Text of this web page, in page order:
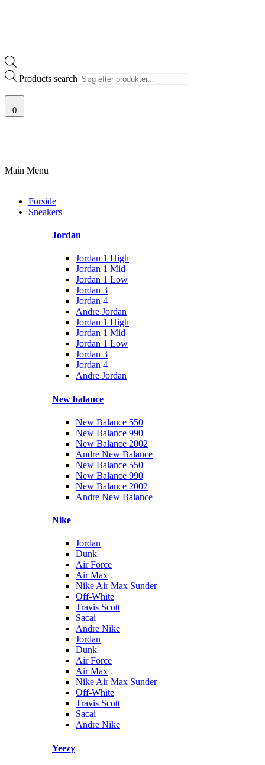
Products search
0
Main Menu
Forside
Sneakers
Jordan
Jordan 1 High
Jordan 1 Mid
Jordan 1 Low
Jordan 3
Jordan 4
Andre Jordan
Jordan 1 High
Jordan 1 Mid
Jordan 1 Low
Jordan 3
Jordan 4
Andre Jordan
New balance
New Balance 550
New Balance 990
New Balance 2002
Andre New Balance
New Balance 550
New Balance 990
New Balance 2002
Andre New Balance
Nike
Jordan
Dunk
Air Force
Air Max
Nike Air Max Sunder
Off-White
Travis Scott
Sacai
Andre Nike
Jordan
Dunk
Air Force
Air Max
Nike Air Max Sunder
Off-White
Travis Scott
Sacai
Andre Nike
Yeezy